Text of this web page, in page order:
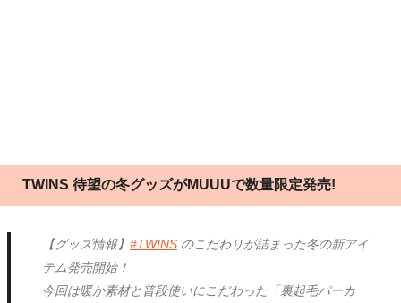
TWINS 待望の冬グッズがMUUUで数量限定発売!
【グッズ情報】#TWINS のこだわりが詰まった冬の新アイ
テム発売開始！
今回は暖か素材と普段使いにこだわった「裏起毛パーカ